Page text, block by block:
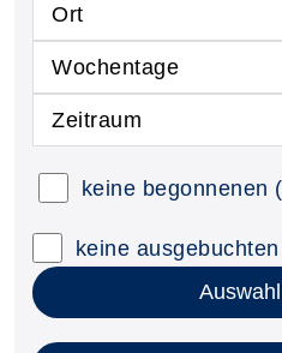
Ort
Wochentage
Zeitraum
keine begonnenen
keine ausgebuchten